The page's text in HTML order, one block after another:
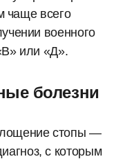
чаще всего
военного
или «Д».
болезни
стопы —
с которым